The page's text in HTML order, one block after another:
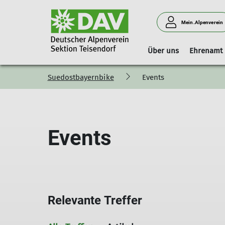
Mein.Alpenverein
Über uns
Vorstand Geschäftsstelle Mitgliedschaft
Ehrenamt
Vorstandschaft
Hinweise
Boulderhalle Teisendorf
Suedostbayernbike Events
Events
Relevante Treffer